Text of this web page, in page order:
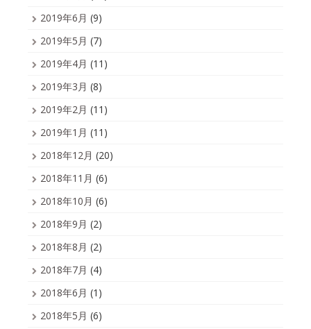
2019年6月 (9)
2019年5月 (7)
2019年4月 (11)
2019年3月 (8)
2019年2月 (11)
2019年1月 (11)
2018年12月 (20)
2018年11月 (6)
2018年10月 (6)
2018年9月 (2)
2018年8月 (2)
2018年7月 (4)
2018年6月 (1)
2018年5月 (6)